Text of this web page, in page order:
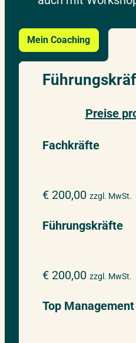
Mein Coaching
Preise
Fachkräfte
€ 200,00 zzgl. MwSt.
Führungskräfte
€ 200,00 zzgl. MwSt.
Top Management